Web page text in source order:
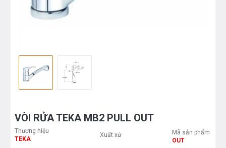
VÒI RỬA TEKA MB2 PULL OUT
Thương hiệu
TEKA
Xuất xứ
Mã sản phẩm
OUT